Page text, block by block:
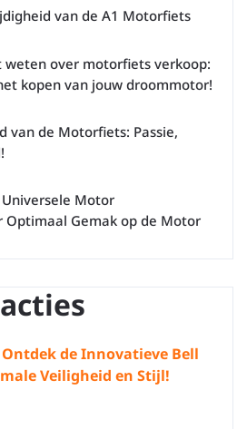
van de A1 Motorfiets
weten over motorfiets verkoop:
kopen van jouw droommotor!
van de Motorfiets: Passie,
Motor
Optimaal Gemak op de Motor
Ontdek de Innovatieve Bell
Veiligheid en Stijl!